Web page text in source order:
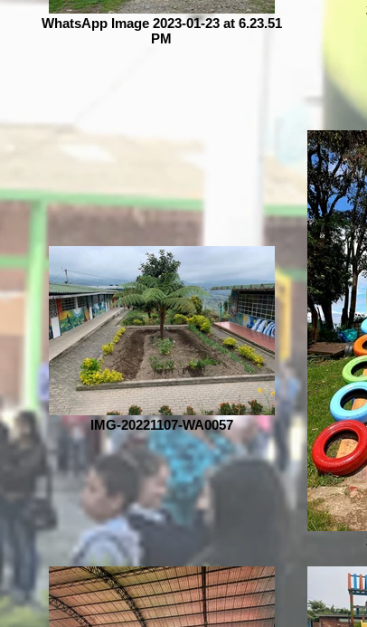
WhatsApp Image 2023-01-23 at 6.23.51
PM
IMG-20221107-WA0057